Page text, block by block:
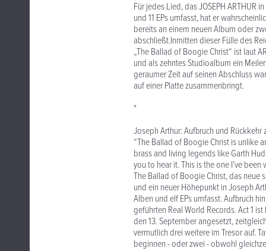
Für jedes Lied, das JOSEPH ARTHUR
und 11 EPs umfasst, hat er
bereits an einem neuen Album oder
abschließt.Inmitten dieser Fülle des
„The Ballad of Boogie Christ“ ist laut
und als zehntes Studioalbum ein
geraumer Zeit auf seinen Abschluss
auf einer Platte zusammenbringt.
*
Joseph Arthur: Aufbruch und Rückkehr
“The Ballad of Boogie Christ is unlike
brass and living legends like Garth
you to hear it. This is the one I’ve
The Ballad of Boogie Christ, das neue
und ein neuer Höhepunkt in Joseph
Alben und elf EPs umfasst. Aufbruch
geführten Real World Records. Act 1
den 13. September angesetzt,
vermutlich drei weitere im Tresor auf.
beginnen - oder zwei - obwohl